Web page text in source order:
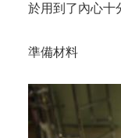
於用到了內心十
準備材料